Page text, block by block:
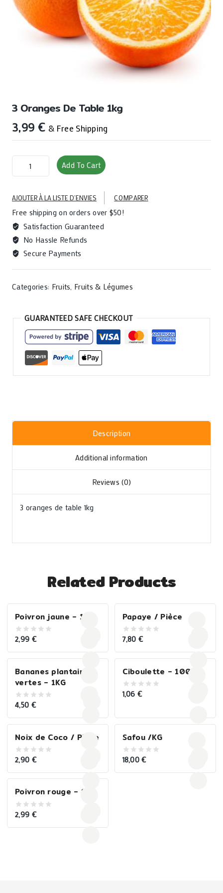
3 Oranges De Table 1kg
3,99 € & Free Shipping
oranges
table
1kg
quantity
Add To Cart
AJOUTER À LA LISTE D’ENVIES COMPARER
Free shipping on orders over $50!
Satisfaction Guaranteed
No Hassle Refunds
Secure Payments
Categories: Fruits, Fruits & Légumes
GUARANTEED SAFE CHECKOUT
Description
Additional information
Reviews (0)
3 oranges de table 1kg
Related Products
Poivron jaune – 1KG
0
of
5
2,99 €
Papaye / Pièce
0
of
5
7,80€
Bananes plantains
vertes – 1KG
0
of
5
4,50 €
Ciboulette – 100G
0
1,06€
Noix de Coco / Pièce
0
of
5
2,90 €
Safou /KG
0
of
18,00€
Poivron rouge – 1KG
0
of
2,99 €